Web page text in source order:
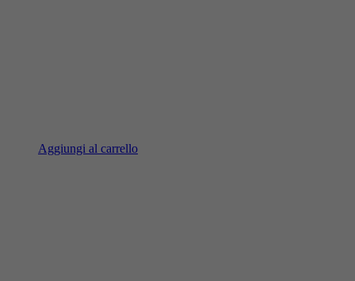
Aggiungi al carrello